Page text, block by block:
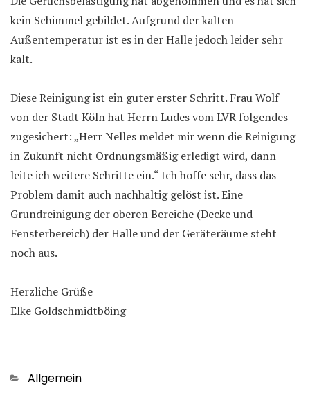
kein Schimmel gebildet. Aufgrund der kalten
Außentemperatur ist es in der Halle jedoch leider sehr
kalt.
Diese Reinigung ist ein guter erster Schritt. Frau Wolf
von der Stadt Köln hat Herrn Ludes vom LVR folgendes
zugesichert: „Herr Nelles meldet mir wenn die Reinigung
in Zukunft nicht Ordnungsmäßig erledigt wird, dann
leite ich weitere Schritte ein.“ Ich hoffe sehr, dass das
Problem damit auch nachhaltig gelöst ist. Eine
Grundreinigung der oberen Bereiche (Decke und
Fensterbereich) der Halle und der Geräteräume steht
noch aus.
Herzliche Grüße
Elke Goldschmidtböing
Kategorien
Allgemein